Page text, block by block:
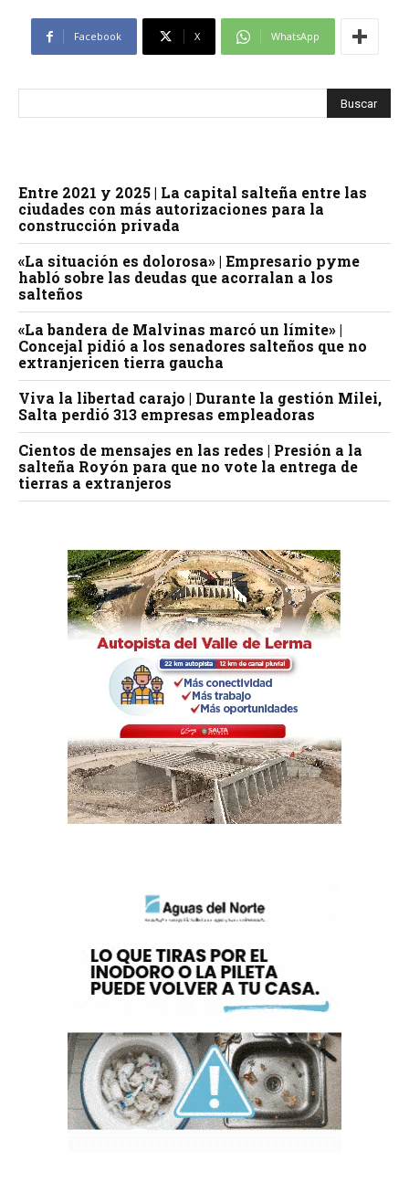
Facebook X WhatsApp
Entre 2021 y 2025 | La capital salteña entre las
ciudades con más autorizaciones para la
construcción privada
«La situación es dolorosa» | Empresario pyme
habló sobre las deudas que acorralan a los
salteños
«La bandera de Malvinas marcó un límite» |
Concejal pidió a los senadores salteños que no
extranjericen tierra gaucha
Viva la libertad carajo | Durante la gestión Milei,
Salta perdió 313 empresas empleadoras
Cientos de mensajes en las redes | Presión a la
salteña Royón para que no vote la entrega de
tierras a extranjeros